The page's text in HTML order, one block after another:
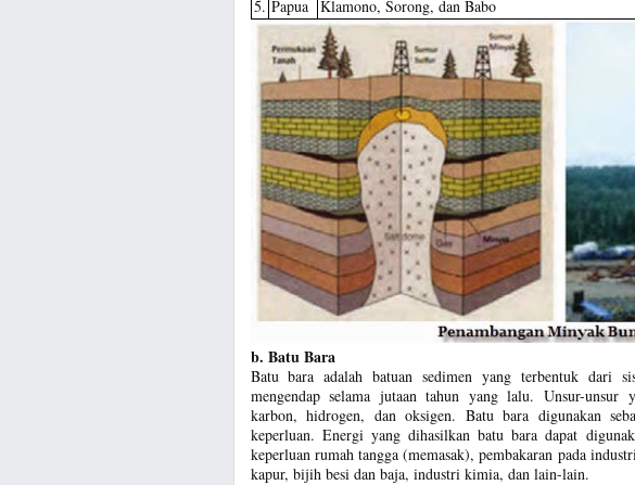
5. Papua Klamono, Sorong, dan Babo
b. Batu Bara
Batu bara adalah batuan sedimen yang terbentuk dari
mengendap selama jutaan tahun yang lalu. Unsur-unsur
karbon, hidrogen, dan oksigen. Batu bara digunakan
keperluan. Energi yang dihasilkan batu bara dapat
keperluan rumah tangga (memasak), pembakaran pada
kapur, bijih besi dan baja, industri kimia, dan lain-lain.